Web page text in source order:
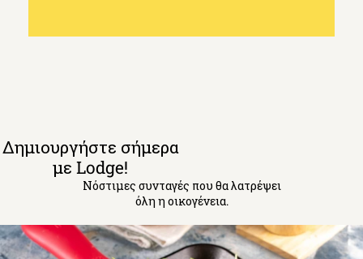
Δημιουργήστε σήμερα
με Lodge!
Νόστιμες συνταγές που θα λατρέψει
όλη η οικογένεια.